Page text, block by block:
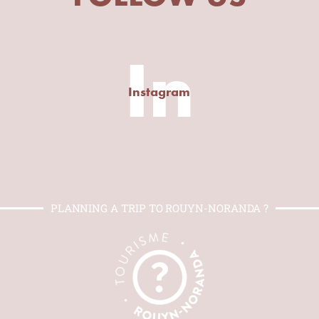
In
Instagram
PLANNING A TRIP TO ROUYN-NORANDA ?